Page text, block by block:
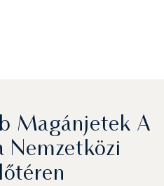
Magánjetek A
Nemzetközi